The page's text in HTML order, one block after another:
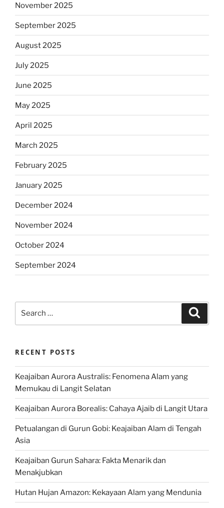
November 2025
September 2025
August 2025
July 2025
June 2025
May 2025
April 2025
March 2025
February 2025
January 2025
December 2024
November 2024
October 2024
September 2024
RECENT POSTS
Keajaiban Aurora Australis: Fenomena Alam yang
Memukau di Langit Selatan
Keajaiban Aurora Borealis: Cahaya Ajaib di Langit Utara
Petualangan di Gurun Gobi: Keajaiban Alam di Tengah
Asia
Keajaiban Gurun Sahara: Fakta Menarik dan
Menakjubkan
Hutan Hujan Amazon: Kekayaan Alam yang Mendunia